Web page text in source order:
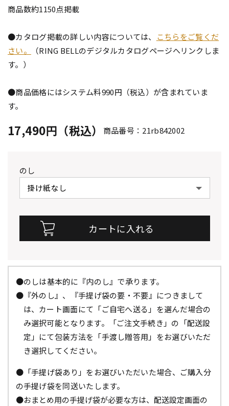
商品数約1150点掲載
●カタログ掲載の詳しい内容については、
こちらをご覧くだ
さい。
（RING BELLのデジタルカタログページへリンクしま
す。）
●商品価格にはシステム料990円（税込）が含まれていま
す。
17,490円（税込） 商品番号：21rb842002
のし
●のしは基本的に『内のし』で承ります。
●『外のし』、『手提げ袋の要・不要』につきまして
は、カート画面にて「ご自宅へ送る」を選んだ場合の
み選択可能となります。「ご注文手続き」の「配送設
定」にて包装方法を「手渡し贈答用」をお選びいただ
き選択してください。
●「手提げ袋あり」をお選びいただいた場合、ご購入分
の手提げ袋を同送いたします。
●おまとめ用の手提げ袋が必要な方は、配送設定画面の